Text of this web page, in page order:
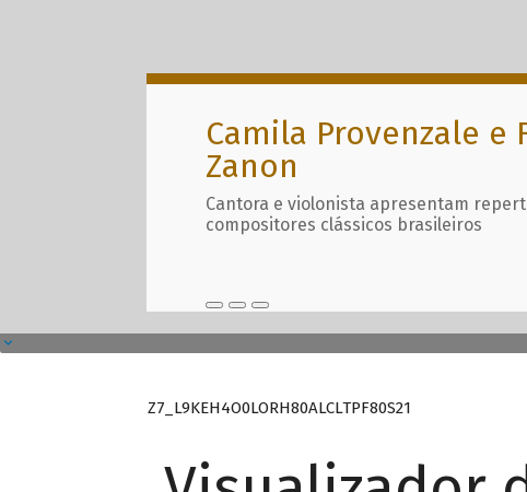
Camila Provenzale e
Zanon
Cantora e violonista apresentam
compositores clássicos brasileiros
Z7_L9KEH4O0LORH80ALCLTPF80S21